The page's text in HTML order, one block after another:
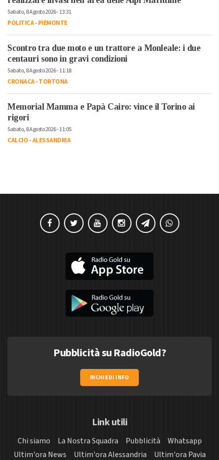
Sabato, 8 Agosto 2026 - 13:31
POLITICA-PIEMONTE
Scontro tra due moto e un trattore a Monleale: i due
centauri sono in gravi condizioni
Sabato, 8 Agosto 2026 - 11:18
CRONACA-TORTONA
Memorial Mamma e Papà Cairo: vince il Torino ai
rigori
Sabato, 8 Agosto 2026 - 11:05
CALCIO-ALESSANDRIA
Pubblicità su RadioGold?
RICHIEDI INFO
Link utili
Chi siamo La Nostra Squadra Pubblicità
Whatsapp
Ultim'ora News
Ultim'ora Alessandria
Ultim'ora Pavia